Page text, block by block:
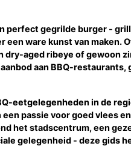
perfect gegrilde burger -
ware kunst van maken.
aged ribeye of gewoon
aan BBQ-
eetgelegenheden in de
passie voor goed vlees
het stadscentrum, een
gelegenheid - deze gids